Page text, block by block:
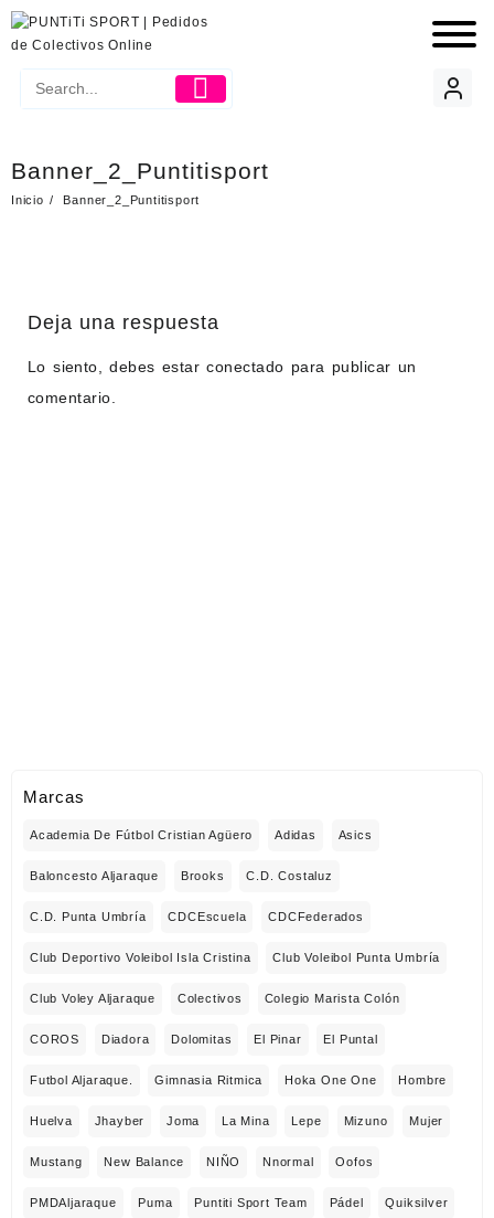
Banner_2_Puntitisport
Inicio Banner_2_Puntitisport
Deja una respuesta
Lo siento, debes estarconectado para publicar un
comentario.
Marcas
Academia De Fútbol Cristian Agüero Adidas Asics
Baloncesto Aljaraque Brooks C.D. Costaluz
C.D. Punta Umbría CDCEscuela CDCFederados
Club Deportivo Voleibol Isla Cristina Club Voleibol Punta Umbría
Club Voley Aljaraque Colectivos Colegio Marista Colón
COROS Diadora Dolomitas El Pinar El Puntal
Futbol Aljaraque. Gimnasia Ritmica Hoka One One Hombre
Huelva Jhayber Joma La Mina Lepe Mizuno Mujer
Mustang New Balance NIÑO Nnormal Oofos
PMDAljaraque Puma Puntiti Sport Team Pádel Quiksilver